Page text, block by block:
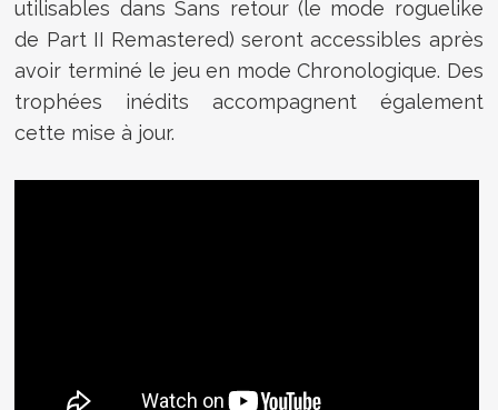
utilisables dans Sans retour (le mode roguelike
de Part II Remastered) seront accessibles après
avoir terminé le jeu en mode Chronologique. Des
trophées inédits accompagnent également
cette mise à jour.